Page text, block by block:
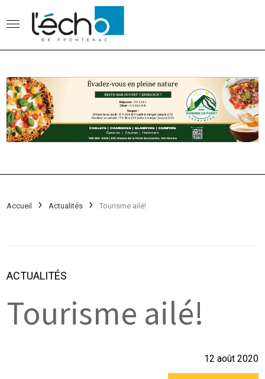
Accueil Actualités Tourisme ailé!
ACTUALITÉS
Tourisme ailé!
12 août 2020